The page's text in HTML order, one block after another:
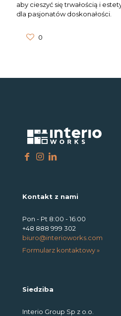
aby cieszyć się trwałością i
dla pasjonatów doskonałości.
0
Kontakt z nami
Pon - Pt 8:00 - 16:00
+48 888 999 302
biuro@interioworks.com
Formularz kontaktowy »
Siedziba
Interio Group Sp z o.o.